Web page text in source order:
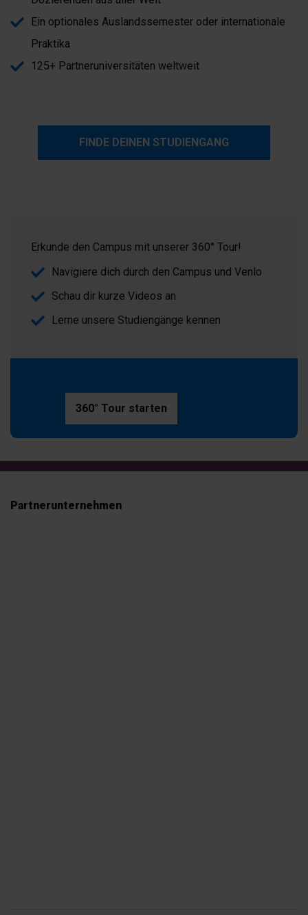
Ein optionales Auslandssemester oder internationale
Praktika
125+ Partneruniversitäten weltweit
FINDE DEINEN STUDIENGANG
Erkunde den Campus mit unserer 360° Tour!
Navigiere dich durch den Campus und Venlo
Schau dir kurze Videos an
Lerne unsere Studiengänge kennen
360° Tour starten
Partnerunternehmen